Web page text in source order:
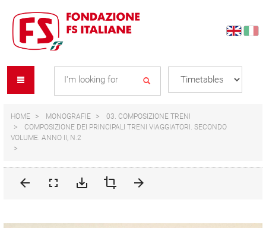
content
navigation
menu
HOME MONOGRAFIE
03. COMPOSIZIONE TRENI
COMPOSIZIONE DEI PRINCIPALI TRENI VIAGGIATORI. SECONDO
VOLUME. ANNO II, N.2